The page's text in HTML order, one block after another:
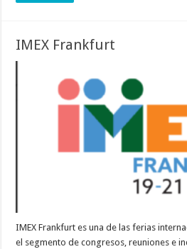
IMEX Frankfurt
IMEX Frankfurt es una de las ferias
el segmento de congresos, reuniones e